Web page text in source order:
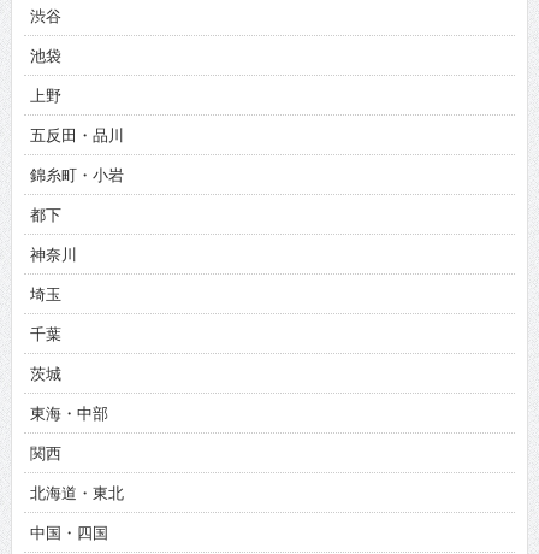
渋谷
池袋
上野
五反田・品川
錦糸町・小岩
都下
神奈川
埼玉
千葉
茨城
東海・中部
関西
北海道・東北
中国・四国